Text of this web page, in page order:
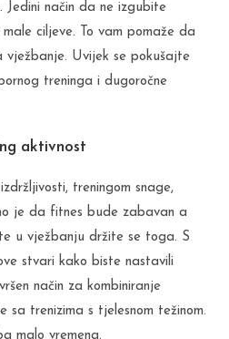
Jedini način da ne izgubite
ciljeve. To vam pomaže da
vježbanje. Uvijek se pokušajte
treninga i dugoročne
aktivnost
treningom snage,
je da fitnes bude zabavan a
u vježbanju držite se toga. S
stvari kako biste nastavili
način za kombiniranje
sa trenizima s tjelesnom težinom.
malo vremena.